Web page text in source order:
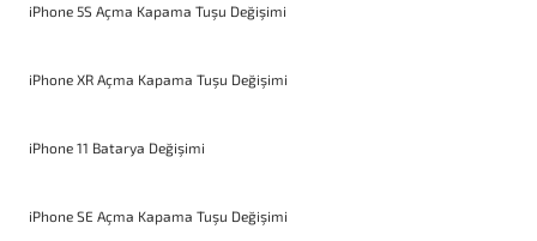
iPhone 5S Açma Kapama Tuşu Değişimi
iPhone XR Açma Kapama Tuşu Değişimi
iPhone 11 Batarya Değişimi
iPhone SE Açma Kapama Tuşu Değişimi